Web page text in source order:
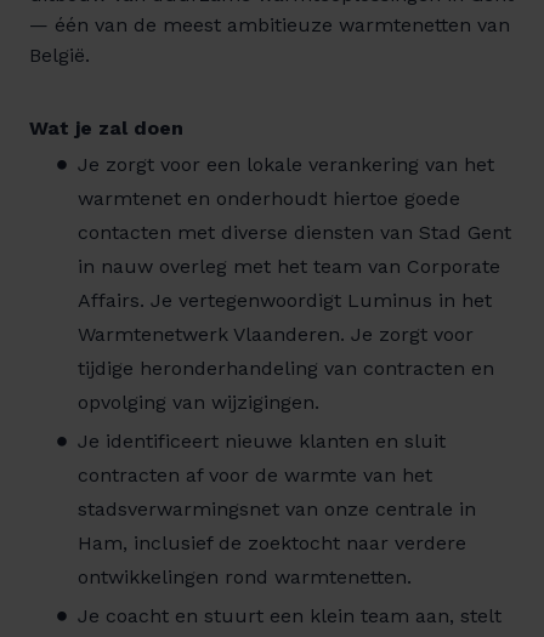
— één van de meest ambitieuze warmtenetten van
België.
Wat je zal doen
Je zorgt voor een lokale verankering van het
warmtenet en onderhoudt hiertoe goede
contacten met diverse diensten van Stad Gent
in nauw overleg met het team van Corporate
Affairs. Je vertegenwoordigt Luminus in het
Warmtenetwerk Vlaanderen. Je zorgt voor
tijdige heronderhandeling van contracten en
opvolging van wijzigingen.
Je identificeert nieuwe klanten en sluit
contracten af voor de warmte van het
stadsverwarmingsnet van onze centrale in
Ham, inclusief de zoektocht naar verdere
ontwikkelingen rond warmtenetten.
Je coacht en stuurt een klein team aan, stelt